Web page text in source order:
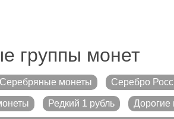
группы монет
Серебряные монеты Серебро
Редкий 1 рубль Дорогие